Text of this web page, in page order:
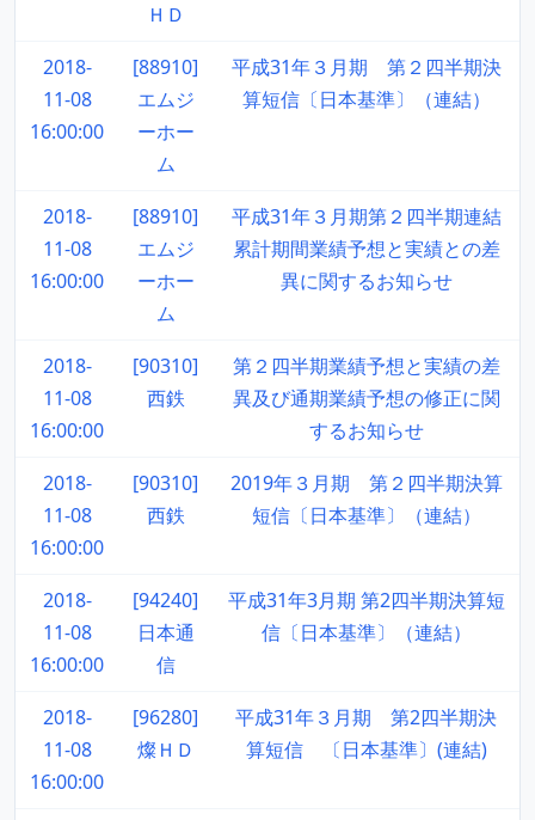
ＨＤ
2018-
11-08
16:00:00
[88910]
エムジ
ーホー
ム
平成31年３月期 第２四半期決
算短信〔日本基準〕（連結）
2018-
11-08
16:00:00
[88910]
エムジ
ーホー
ム
平成31年３月期第２四半期連結
累計期間業績予想と実績との差
異に関するお知らせ
2018-
11-08
16:00:00
[90310]
西鉄
第２四半期業績予想と実績の差
異及び通期業績予想の修正に関
するお知らせ
2018-
11-08
16:00:00
[90310]
西鉄
2019年３月期 第２四半期決算
短信〔日本基準〕（連結）
2018-
11-08
16:00:00
[94240]
日本通
信
平成31年3月期 第2四半期決算短
信〔日本基準〕（連結）
2018-
11-08
16:00:00
[96280]
燦ＨＤ
平成31年３月期 第2四半期決
算短信 〔日本基準〕(連結)